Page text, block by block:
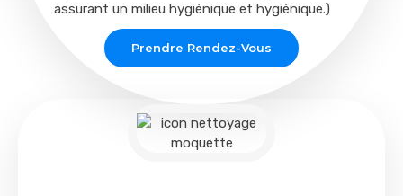
assurant un milieu hygiénique et hygiénique.)
Prendre Rendez-Vous